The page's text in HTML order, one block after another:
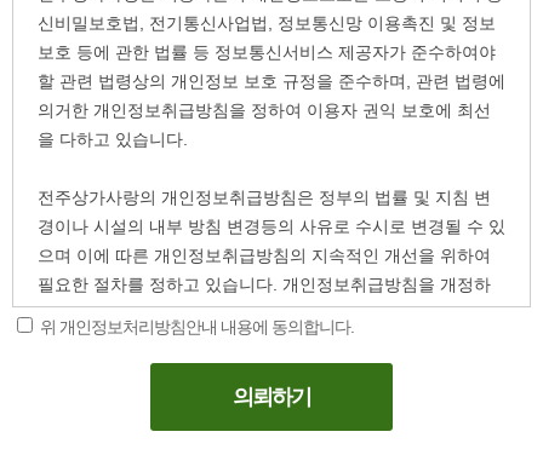
신비밀보호법, 전기통신사업법, 정보통신망 이용촉진 및 정보
보호 등에 관한 법률 등 정보통신서비스 제공자가 준수하여야
할 관련 법령상의 개인정보 보호 규정을 준수하며, 관련 법령에
의거한 개인정보취급방침을 정하여 이용자 권익 보호에 최선
을 다하고 있습니다.
전주상가사랑의 개인정보취급방침은 정부의 법률 및 지침 변
경이나 시설의 내부 방침 변경등의 사유로 수시로 변경될 수 있
으며 이에 따른 개인정보취급방침의 지속적인 개선을 위하여
필요한 절차를 정하고 있습니다. 개인정보취급방침을 개정하
는 경우 변경사항을 개정일자와 함께 홈페이지에 게시하고 있
■ 개인정보 수집항목 및 수집방법
위 개인정보처리방침안내 내용에 동의합니다.
의뢰하기